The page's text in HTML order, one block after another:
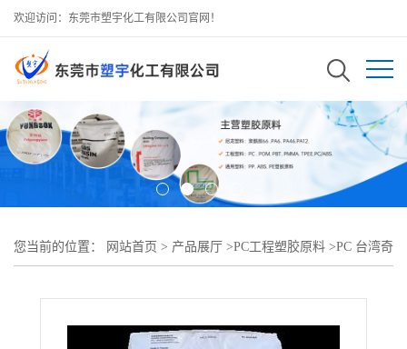
欢迎访问：东莞市塑宇化工有限公司官网！
您当前的位置： 网站首页 > 产品展厅 >PC工程塑胶原料 >PC 台湾奇